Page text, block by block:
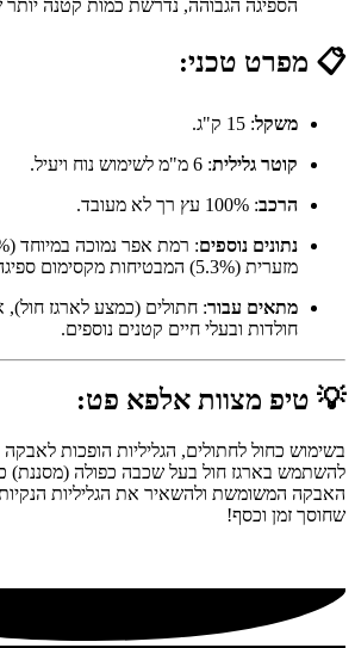
הספיגה הגבוהה, נדרשת כמות קטנה
📋 מפרט טכני:
משקל: 15 ק"ג.
קוטר גלילית: 6 מ"מ לשימוש נוח ויעיל.
הרכב: 100% עץ רך לא מעובד.
נתונים נוספים
מזערית (5.3%) המבטיחות מקסימום ספיגה.
מתאים עבור: חתולים (כמצע לארגז חול),
חולדות ובעלי חיים קטנים נוספים.
💡 טיפ מצוות אלפא פט:
בשימוש כחול לחתולים, הגליליות הופכות
להשתמש בארגז חול בעל שכבה כפולה (מסננת)
האבקה המשומשת ולהשאיר את הגליליות
שחוסך זמן וכסף!